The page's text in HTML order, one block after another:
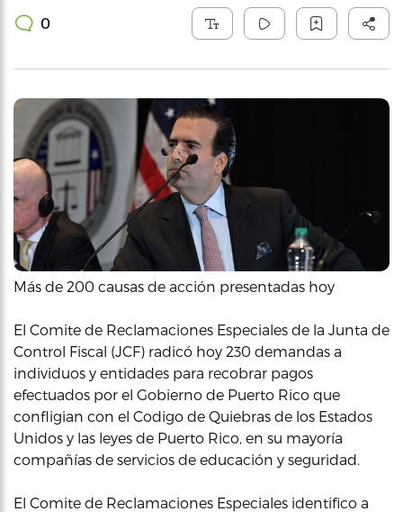
0
Más de 200 causas de acción presentadas hoy
El Comite de Reclamaciones Especiales de la Junta de
Control Fiscal (JCF) radicó hoy 230 demandas a
individuos y entidades para recobrar pagos
efectuados por el Gobierno de Puerto Rico que
confligian con el Codigo de Quiebras de los Estados
Unidos y las leyes de Puerto Rico, en su mayoría
compañías de servicios de educación y seguridad.
El Comite de Reclamaciones Especiales identifico a